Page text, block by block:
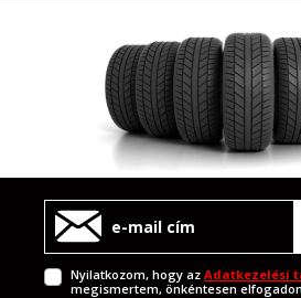
Nyilatkozom, hogy azAdatkezelési
megismertem, önkéntesen